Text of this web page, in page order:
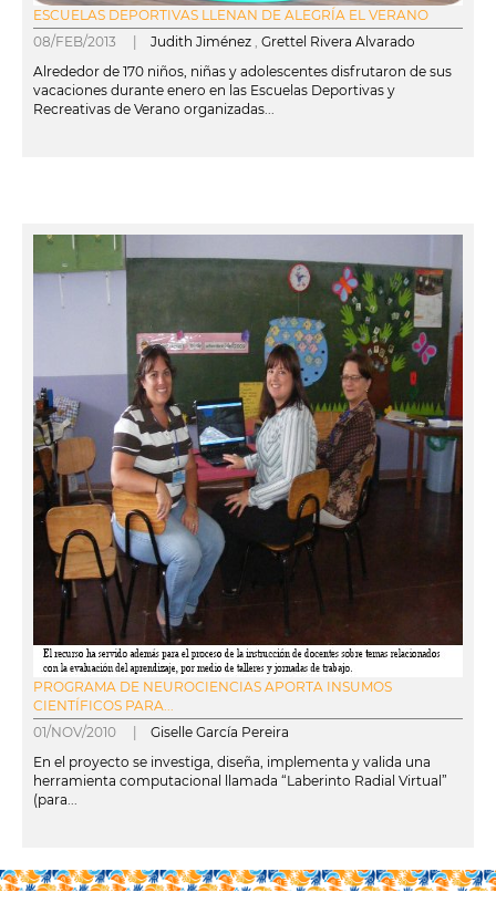
ESCUELAS DEPORTIVAS LLENAN DE ALEGRÍA EL VERANO
08/FEB/2013 | Judith Jiménez Grettel Rivera Alvarado
Alrededor de 170 niños, niñas y adolescentes disfrutaron de sus
vacaciones durante enero en las Escuelas Deportivas y
Recreativas de Verano organizadas...
PROGRAMA DE NEUROCIENCIAS APORTA INSUMOS
CIENTÍFICOS PARA...
01/NOV/2010 | Giselle García Pereira
En el proyecto se investiga, diseña, implementa y valida una
herramienta computacional llamada “Laberinto Radial Virtual”
(para...